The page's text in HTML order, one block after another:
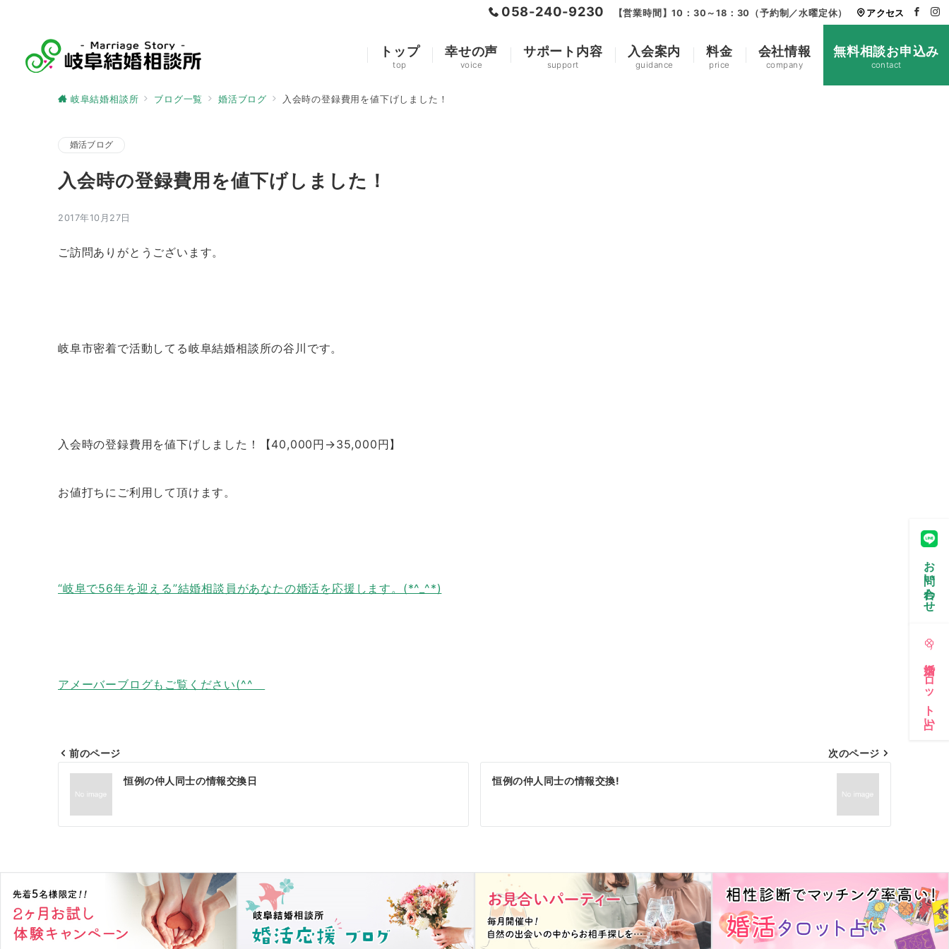
058-240-9230 【営業時間】10：30～18：30（予約制／水曜定休） アクセス
トップ
top
幸せの声
voice
サポート内容
support
入会案内
guidance
料金
price
会社情報
company
無料相談お申込み
contact
岐阜結婚相談所 ブログ一覧 婚活ブログ 入会時の登録費用を値下げしました！
婚活ブログ
入会時の登録費用を値下げしました！
2017年10月27日
ご訪問ありがとうございます。
岐阜市密着で活動してる岐阜結婚相談所の谷川です。
入会時の登録費用を値下げしました！【40,000円→35,000円】
お値打ちにご利用して頂けます。
“岐阜で56年を迎える”結婚相談員があなたの婚活を応援します。(*^_^*)
アメーバーブログもご覧ください(^^ゞ
投
ナ
ゲ
ー
シ
ョ
前のページ
恒例の仲人同士の情報交換日
次のページ
恒例の仲人同士の情報交換!
お問い合わせ
婚活タロット占い